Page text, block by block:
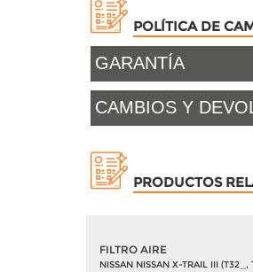
POLÍTICA DE
GARANTÍA
CAMBIOS Y
PRODUCTOS
FILTRO AIRE
NISSAN NISSAN X-TRAIL III (T32_,